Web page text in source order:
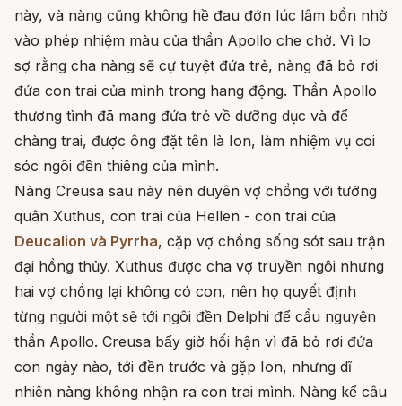
này, và nàng cũng không hề đau đớn lúc lâm bồn nhờ
vào phép nhiệm màu của thần Apollo che chở. Vì lo
sợ rằng cha nàng sẽ cự tuyệt đứa trẻ, nàng đã bỏ rơi
đứa con trai của mình trong hang động. Thần Apollo
thương tình đã mang đứa trẻ về dưỡng dục và để
chàng trai, được ông đặt tên là Ion, làm nhiệm vụ coi
sóc ngôi đền thiêng của mình.
Nàng Creusa sau này nên duyên vợ chồng với tướng
quân Xuthus, con trai của Hellen - con trai của
Deucalion và Pyrrha, cặp vợ chồng sống sót sau trận
đại hồng thủy. Xuthus được cha vợ truyền ngôi nhưng
hai vợ chồng lại không có con, nên họ quyết định
từng người một sẽ tới ngôi đền Delphi để cầu nguyện
thần Apollo. Creusa bấy giờ hối hận vì đã bỏ rơi đứa
con ngày nào, tới đền trước và gặp Ion, nhưng dĩ
nhiên nàng không nhận ra con trai mình. Nàng kể câu